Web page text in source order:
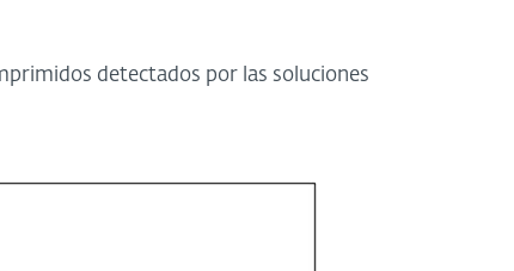
detectados por las soluciones